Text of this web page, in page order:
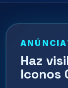
Haz
Iconos